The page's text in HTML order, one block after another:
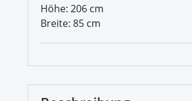
Höhe: 206 cm
Breite: 85 cm